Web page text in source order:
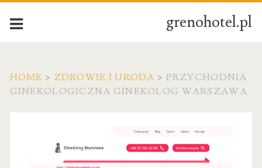
grenohotel.pl
HOME > ZDROWIE I URODA > PRZYCHODNIA
GINEKOLOGICZNA GINEKOLOG WARSZAWA